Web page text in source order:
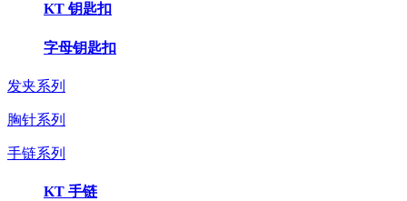
KT 钥匙扣
字母钥匙扣
发夹系列
胸针系列
手链系列
KT 手链